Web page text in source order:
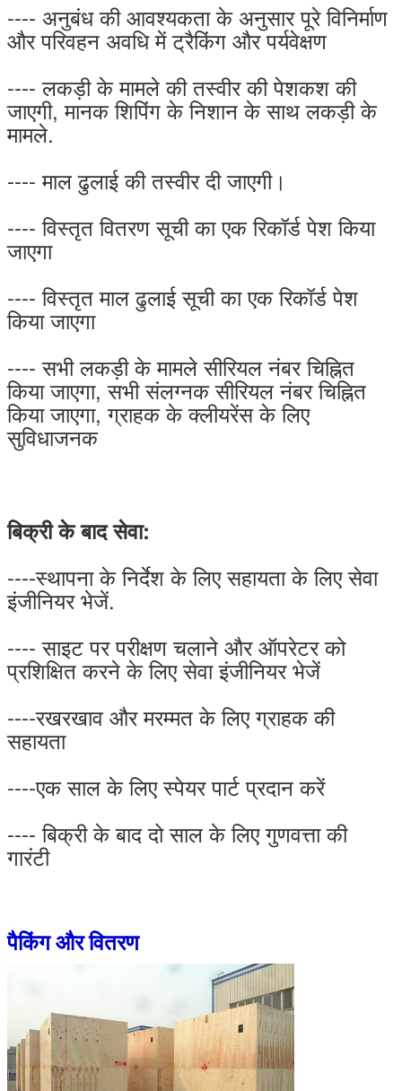
---- अनुबंध की आवश्यकता के अनुसार पूरे विनिर्माण
और परिवहन अवधि में ट्रैकिंग और पर्यवेक्षण
---- लकड़ी के मामले की तस्वीर की पेशकश की
जाएगी, मानक शिपिंग के निशान के साथ लकड़ी के
मामले.
---- माल ढुलाई की तस्वीर दी जाएगी।
---- विस्तृत वितरण सूची का एक रिकॉर्ड पेश किया
जाएगा
---- विस्तृत माल ढुलाई सूची का एक रिकॉर्ड पेश
किया जाएगा
---- सभी लकड़ी के मामले सीरियल नंबर चिह्नित
किया जाएगा, सभी संलग्नक सीरियल नंबर चिह्नित
किया जाएगा, ग्राहक के क्लीयरेंस के लिए
सुविधाजनक
बिक्री के बाद सेवा:
----स्थापना के निर्देश के लिए सहायता के लिए सेवा
इंजीनियर भेजें.
---- साइट पर परीक्षण चलाने और ऑपरेटर को
प्रशिक्षित करने के लिए सेवा इंजीनियर भेजें
----रखरखाव और मरम्मत के लिए ग्राहक की
सहायता
----एक साल के लिए स्पेयर पार्ट प्रदान करें
---- बिक्री के बाद दो साल के लिए गुणवत्ता की
गारंटी
पैकिंग और वितरण